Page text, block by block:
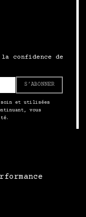
la confidence de
S’ABONNER
soin et utilisées
vous